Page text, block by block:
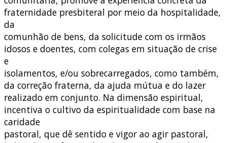
fraternidade presbiteral por meio da hospitalidade,
da
comunhão de bens, da solicitude com os irmãos
idosos e doentes, com colegas em situação de crise
e
isolamentos, e/ou sobrecarregados, como também,
da correção fraterna, da ajuda mútua e do lazer
realizado em conjunto. Na dimensão espiritual,
incentiva o cultivo da espiritualidade com base na
caridade
pastoral, que dê sentido e vigor ao agir pastoral,